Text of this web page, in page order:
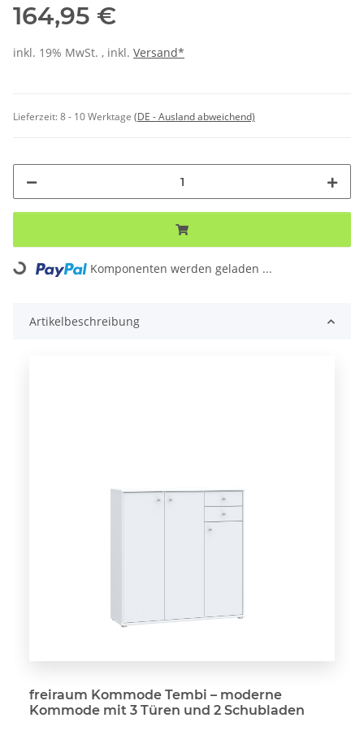
164,95 €
inkl. 19% MwSt. , inkl. Versand*
Lieferzeit:8 - 10 Werktage (DE - Ausland abweichend)
Komponenten werden geladen ...
Artikelbeschreibung
freiraum Kommode Tembi – moderne
Kommode mit 3 Türen und 2 Schubladen